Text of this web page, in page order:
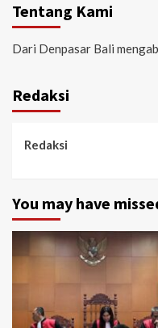
Tentang Kami
Dari Denpasar Bali
Redaksi
Redaksi
You may have